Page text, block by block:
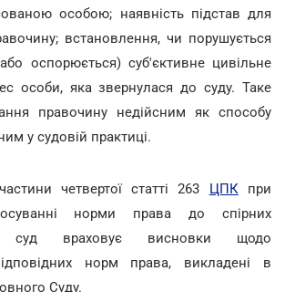
особою; наявність підстав для
встановлення, чи порушується
оспорюється) суб'єктивне цивільне
особи, яка звернулася до суду. Таке
правочину недійсним як способу
у судовій практиці.
четвертої статті 263 ЦПКпри
норми права до спірних
суд враховує висновки щодо
норм права, викладені в
Суду.